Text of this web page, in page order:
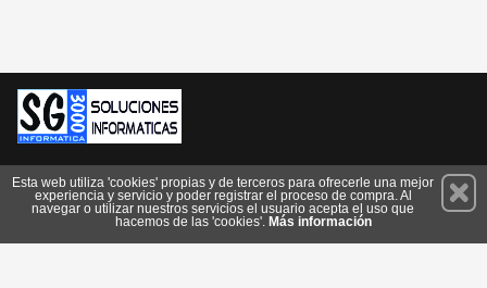
Suscríbete
Esta web utiliza 'cookies' propias y de terceros para ofrecerle una mejor
experiencia y servicio y poder registrar el proceso de compra. Al
navegar o utilizar nuestros servicios el usuario acepta el uso que
hacemos de las 'cookies'. Más información